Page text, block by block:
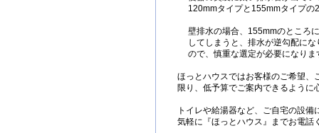
120mmタイプと155mmタイプの
壁排水の場合、155mmのところ
してしまうと、排水が逆勾配に
ので、慎重な選定が必要になりま
ほっとハウスではお客様のご希望、
限り、低予算でご案内できるように
トイレや給湯器など、ご自宅の設
気軽に『ほっとハウス』までお電話